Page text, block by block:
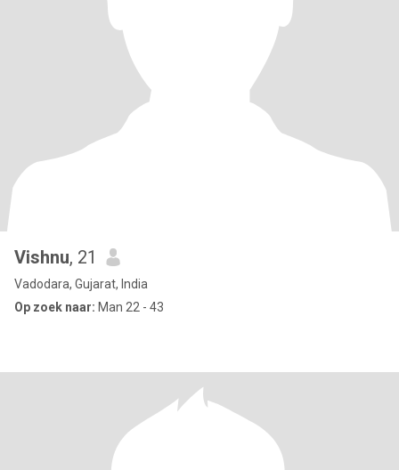
Vishnu, 21
Vadodara, Gujarat, India
Op zoek naar: Man 22 - 43